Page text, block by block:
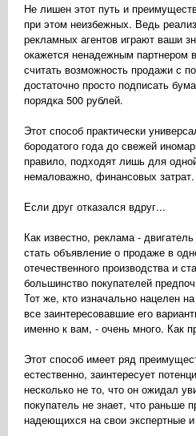
Не лишен этот путь и
при этом неизбежных. Ведь
рекламных агентов играют ваши
окажется ненадежным
считать возможность продажи с
достаточно просто подписать
порядка 500 рублей.
Этот способ практически
бородатого года до свежей
правило, подходят лишь для
немаловажно, финансовых затрат.
Если друг отказался вдруг...
Как известно, реклама -
стать объявление о продаже в
отечественного производства и
большинство покупателей
Тот же, кто изначально нацелен
все заинтересовавшие его
именно к вам, - очень много. Как
Этот способ имеет ряд
естественно, заинтересует
несколько не то, что он ожидал
покупатель не знает, что раньше
надеющихся на свои экспертные